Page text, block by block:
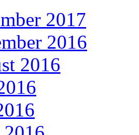
2017
2016
2016